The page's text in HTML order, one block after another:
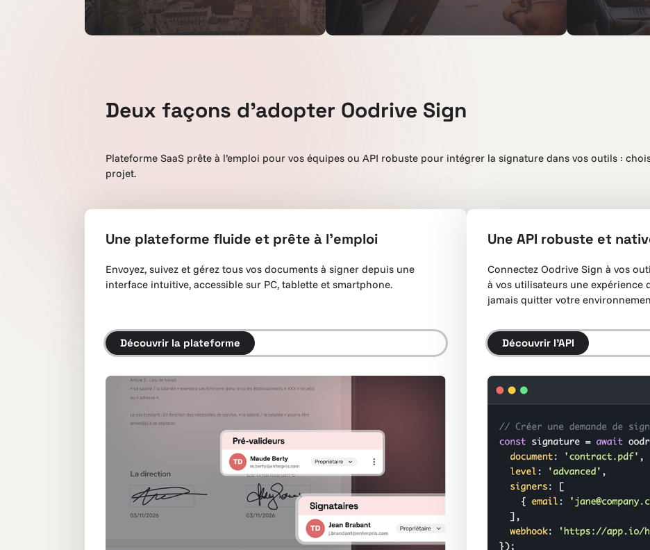
Deux façons d'adopter Oodrive Sign
Plateforme SaaS prête à l’emploi pour vos équipes ou API robuste pour intégrer la signature dans vos outils :
projet.
Une plateforme fluide et prête à l’emploi
Envoyez, suivez et gérez tous vos documents à signer depuis une
interface intuitive, accessible sur PC, tablette et smartphone.
Découvrir la plateforme
Une API robuste et
Connectez Oodrive Sign à vos
à vos utilisateurs une expérience
jamais quitter votre
Découvrir l’API